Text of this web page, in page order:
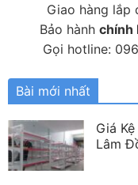
Giao hàng lắp
Bảo hành chính
Gọi hotline:
Bài mới nhất
Giá
Lâm